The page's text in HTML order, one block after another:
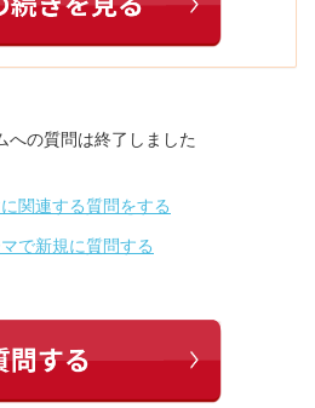
への質問は終了しました
関連する質問をする
で新規に質問する